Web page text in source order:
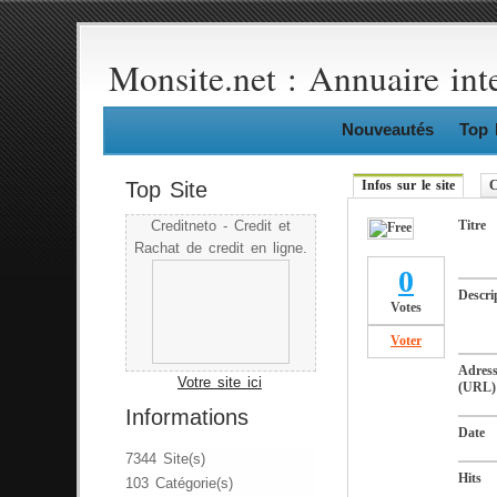
Monsite.net : Annuaire
Nouveautés Top
Top Site
Creditneto - Credit et
Rachat de credit en ligne.
Votre site ici
Informations
7344 Site(s)
103 Catégorie(s)
Infos sur le site
0
Votes
Voter
Titre
Date
Hits